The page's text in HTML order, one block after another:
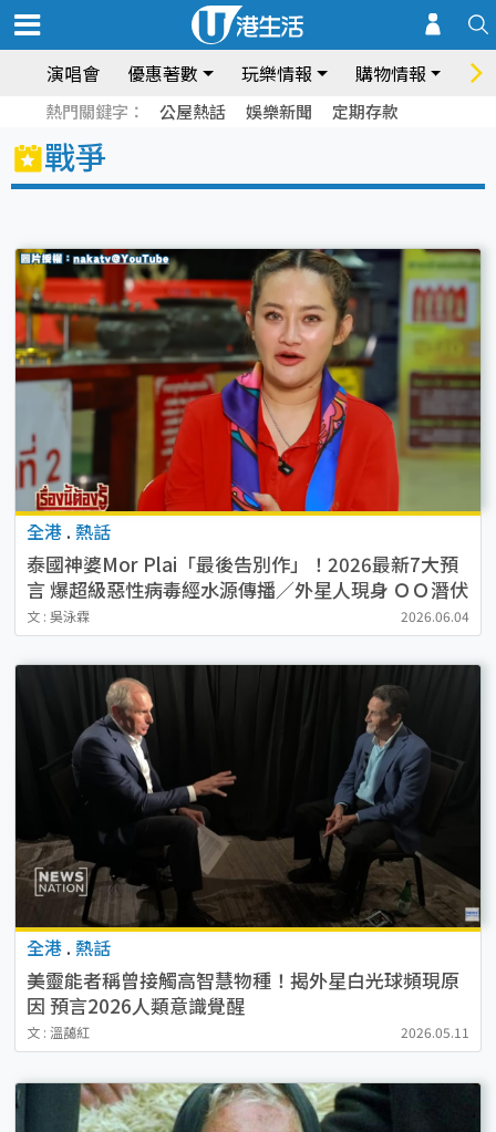
演唱會 優惠著數 玩樂情報 購物情報 飲
熱門關鍵字： 公屋熱話 娛樂新聞 定期存款
戰爭
全港 . 熱話
泰國神婆Mor Plai「最後告別作」！2026最新7大預
言 爆超級惡性病毒經水源傳播／外星人現身 ＯＯ潛伏
街頭
文 : 吳泳霖 2026.06.04
全港 . 熱話
美靈能者稱曾接觸高智慧物種！揭外星白光球頻現原
因 預言2026人類意識覺醒
文 : 溫藹紅 2026.05.11